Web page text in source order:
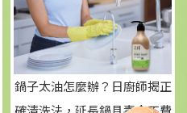
鍋子太油怎麼辦？日廚師揭正